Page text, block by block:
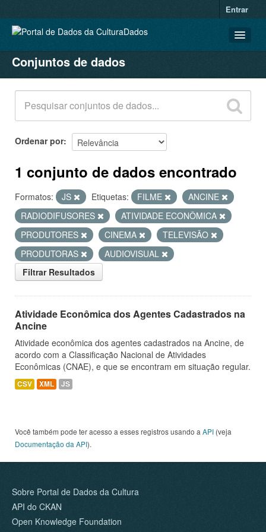
Entrar
CONJUNTOS DE DADOS
ORGANIZAÇÕES
GRUPOS
SOBRE
Conjuntos de dados
Ordenar por
1 conjunto de dados encontrado
Formatos: JS Etiquetas: FILME
ANCINE
RADIODIFUSORES
ATIVIDADE ECONÔMICA
PRODUTORES
CINEMA
TELEVISÃO
PRODUTORAS
AUDIOVISUAL
Filtrar Resultados
Atividade Econômica dos Agentes Cadastrados na
Ancine
Atividade econômica dos agentes cadastrados na Ancine, de
acordo com a Classificação Nacional de Atividades
Econômicas (CNAE), e que se encontram em situação regular.
CSV XML JS
Você também pode ter acesso a esses registros usando a API (veja
Documentação da API).
Sobre Portal de Dados da Cultura
API do CKAN
Open Knowledge Foundation